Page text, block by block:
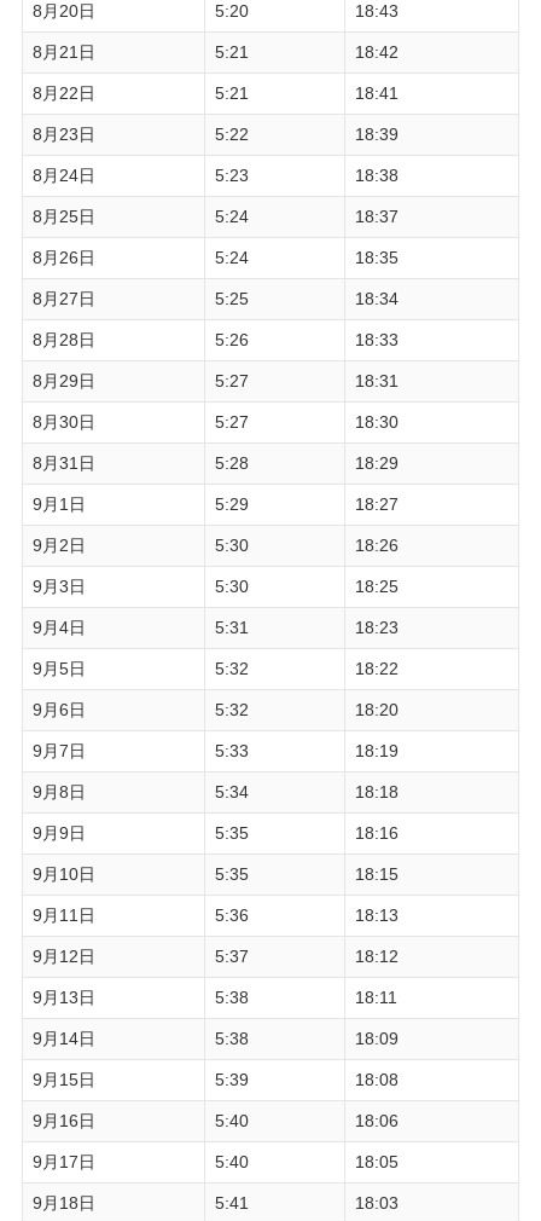
8月20日 5:20 18:43
8月21日 5:21 18:42
8月22日 5:21 18:41
8月23日 5:22 18:39
8月24日 5:23 18:38
8月25日 5:24 18:37
8月26日 5:24 18:35
8月27日 5:25 18:34
8月28日 5:26 18:33
8月29日 5:27 18:31
8月30日 5:27 18:30
8月31日 5:28 18:29
9月1日 5:29 18:27
9月2日 5:30 18:26
9月3日 5:30 18:25
9月4日 5:31 18:23
9月5日 5:32 18:22
9月6日 5:32 18:20
9月7日 5:33 18:19
9月8日 5:34 18:18
9月9日 5:35 18:16
9月10日 5:35 18:15
9月11日 5:36 18:13
9月12日 5:37 18:12
9月13日 5:38 18:11
9月14日 5:38 18:09
9月15日 5:39 18:08
9月16日 5:40 18:06
9月17日 5:40 18:05
9月18日 5:41 18:03